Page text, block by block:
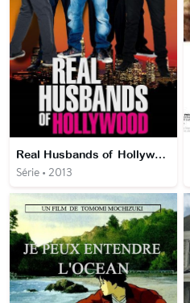
Real Husbands of Hollywood
Série • 2013